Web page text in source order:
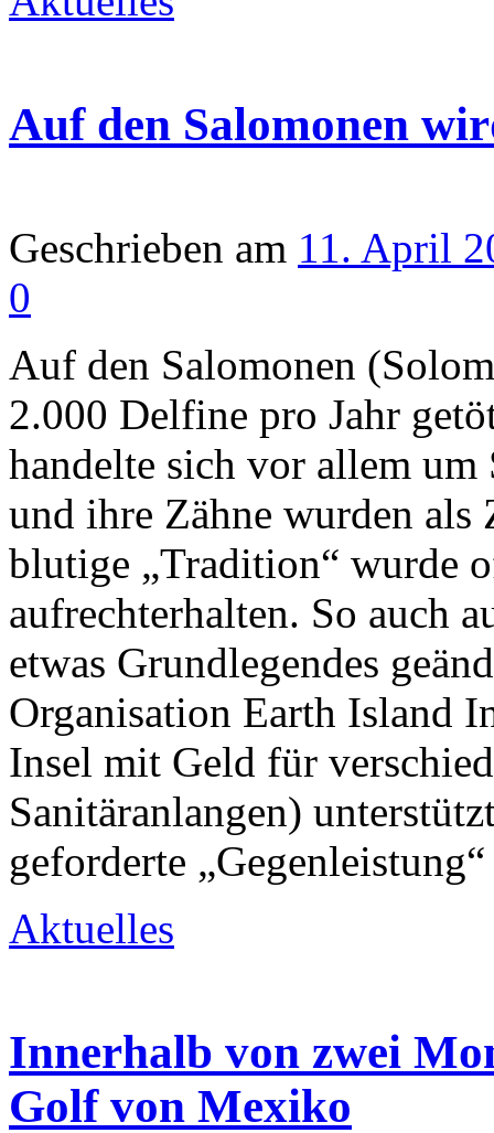
Auf den Salomonen
Geschrieben am 11. April
0
Auf den Salomonen
2.000 Delfine pro Jahr
handelte sich vor allem um
und ihre Zähne wurden
blutige „Tradition“ wurde
aufrechterhalten. So auch
etwas Grundlegendes
Organisation Earth Island
Insel mit Geld für
Sanitäranlangen)
geforderte
Aktuelles
Innerhalb von zwei
Golf von Mexiko